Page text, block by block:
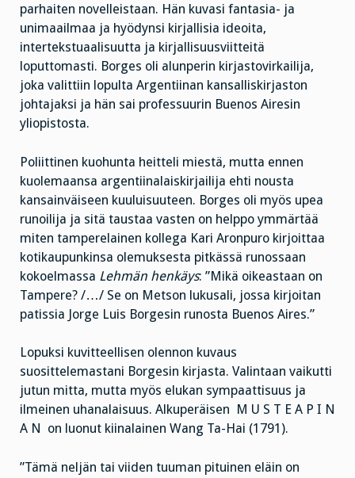
parhaiten novelleistaan. Hän kuvasi fantasia- ja
unimaailmaa ja hyödynsi kirjallisia ideoita,
intertekstuaalisuutta ja kirjallisuusviitteitä
loputtomasti. Borges oli alunperin kirjastovirkailija,
joka valittiin lopulta Argentiinan kansalliskirjaston
johtajaksi ja hän sai professuurin Buenos Airesin
yliopistosta.
Poliittinen kuohunta heitteli miestä, mutta ennen
kuolemaansa argentiinalaiskirjailija ehti nousta
kansainväiseen kuuluisuuteen. Borges oli myös upea
runoilija ja sitä taustaa vasten on helppo ymmärtää
miten tamperelainen kollega Kari Aronpuro kirjoittaa
kotikaupunkinsa olemuksesta pitkässä runossaan
kokoelmassa Lehmän henkäys: ”Mikä oikeastaan on
Tampere? /…/ Se on Metson lukusali, jossa kirjoitan
patissia Jorge Luis Borgesin runosta Buenos Aires.”
Lopuksi kuvitteellisen olennon kuvaus
suosittelemastani Borgesin kirjasta. Valintaan vaikutti
jutun mitta, mutta myös elukan sympaattisuus ja
ilmeinen uhanalaisuus. Alkuperäisen M U S T E A P I N
A N on luonut kiinalainen Wang Ta-Hai (1791).
”Tämä neljän tai viiden tuuman pituinen eläin on